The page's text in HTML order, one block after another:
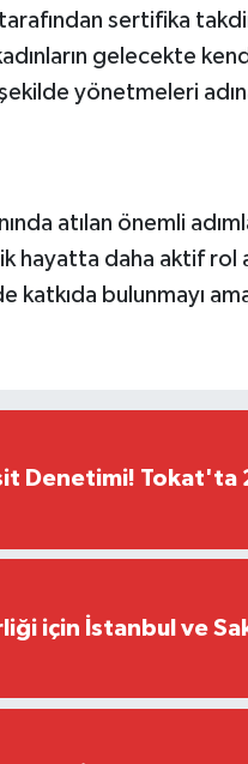
sertifika
gelecekte
yönetmeleri
atılan önemli
hayatta daha aktif rol
katkıda bulunmayı
Denetimi! Tokat'ta
için İstanbul ve